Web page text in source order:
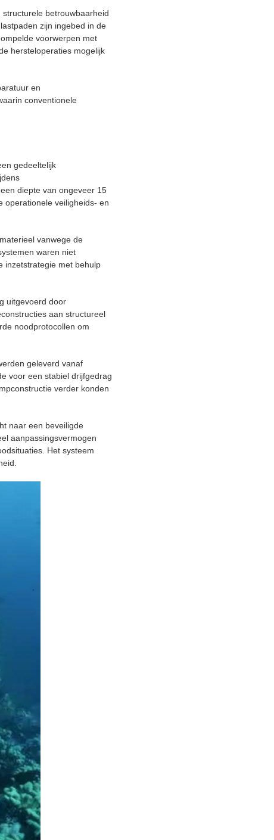
betrouwbaarheid
zijn ingebed in de
voorwerpen met
hersteloperaties mogelijk
en
conventionele
gedeeltelijk
diepte van ongeveer 15
operationele veiligheids- en
vanwege de
waren niet
inzetstrategie met behulp
uitgevoerd door
aan structureel
noodprotocollen om
geleverd vanaf
voor een stabiel drijfgedrag
verder konden
naar een beveiligde
aanpassingsvermogen
Het systeem